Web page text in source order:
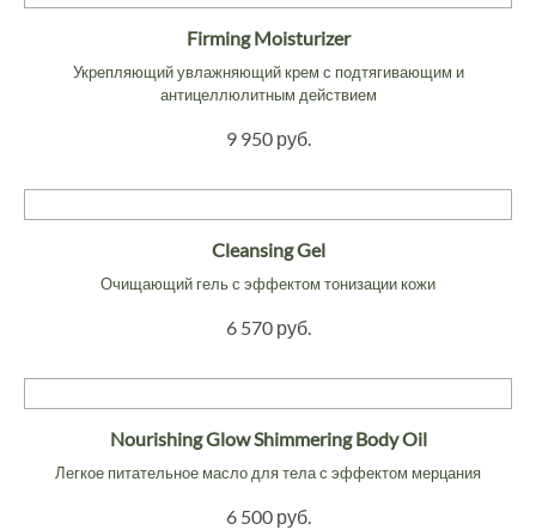
Firming Moisturizer
Укрепляющий увлажняющий крем с подтягивающим и
антицеллюлитным действием
9 950 руб.
Cleansing Gel
Очищающий гель с эффектом тонизации кожи
6 570 руб.
Nourishing Glow Shimmering Body Oil
Легкое питательное масло для тела с эффектом мерцания
6 500 руб.